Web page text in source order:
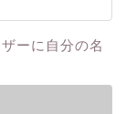
ーに自分の名